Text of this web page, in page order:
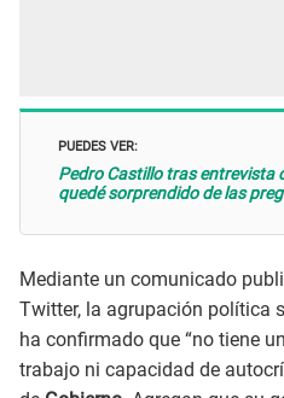
PUEDES VER:
Pedro Castillo tras entrevista
quedé sorprendido de las
Mediante un comunicado
Twitter, la agrupación política
ha confirmado que “no tiene
trabajo ni capacidad de